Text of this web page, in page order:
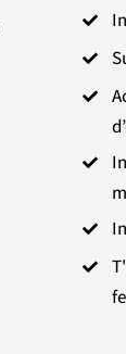





